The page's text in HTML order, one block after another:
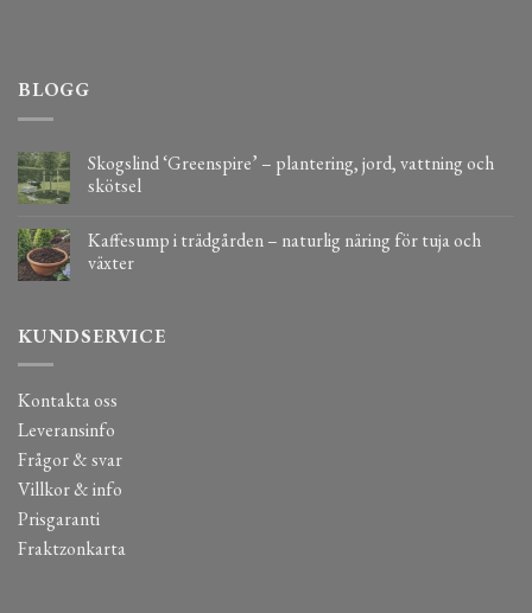
BLOGG
Skogslind ‘Greenspire’ – plantering, jord, vattning och
skötsel
Kaffesump i trädgården – naturlig näring för tuja och
växter
KUNDSERVICE
Kontakta oss
Leveransinfo
Frågor & svar
Villkor & info
Prisgaranti
Fraktzonkarta